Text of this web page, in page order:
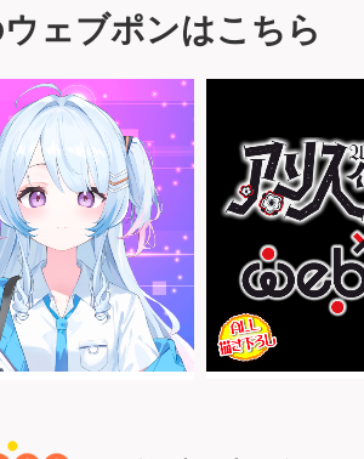
ェブポンはこちら